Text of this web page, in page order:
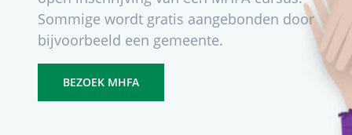
Sommige wordt gratis aangebonden door
bijvoorbeeld een gemeente.
BEZOEK MHFA